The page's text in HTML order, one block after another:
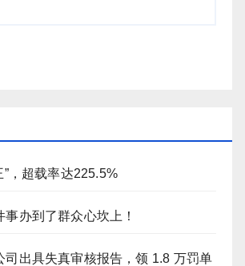
”，超载率达225.5%
办到了群众心坎上！
司出具失真审核报告，领 1.8 万罚单